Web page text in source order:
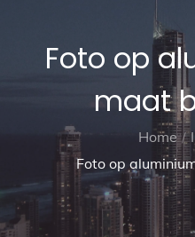
Foto op
maat
Home
Foto op